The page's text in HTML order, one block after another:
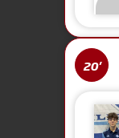
20'